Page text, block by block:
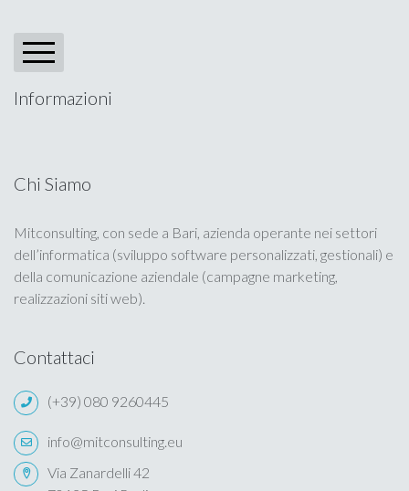
Privacy Policy
Informazioni
Chi Siamo
Mitconsulting, con sede a Bari, azienda operante nei settori
dell’informatica (sviluppo software personalizzati, gestionali) e
della comunicazione aziendale (campagne marketing,
realizzazioni siti web).
Contattaci
(+39) 080 9260445
info@mitconsulting.eu
Via Zanardelli 42